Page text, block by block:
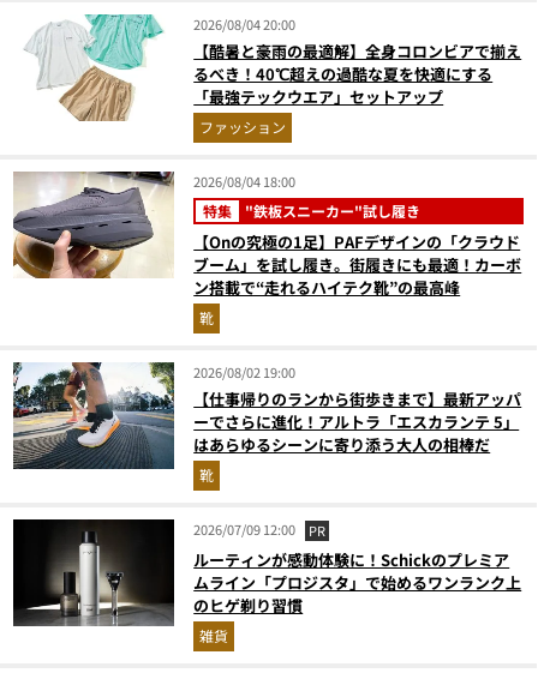
2026/08/04 20:00
【酷暑と豪雨の最適解】全身コロンビアで揃え
るべき！40℃超えの過酷な夏を快適にする
「最強テックウエア」セットアップ
ファッション
2026/08/04 18:00
特集 "鉄板スニーカー"試し履き
【Onの究極の1足】PAFデザインの「クラウド
ブーム」を試し履き。街履きにも最適！カーボ
ン搭載で“走れるハイテク靴”の最高峰
靴
2026/08/02 19:00
【仕事帰りのランから街歩きまで】最新アッパ
ーでさらに進化！アルトラ「エスカランテ 5」
はあらゆるシーンに寄り添う大人の相棒だ
靴
2026/07/09 12:00 PR
ルーティンが感動体験に！Schickのプレミア
ムライン「プロジスタ」で始めるワンランク上
のヒゲ剃り習慣
雑貨